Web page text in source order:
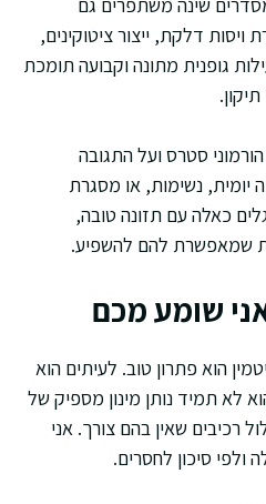
דלקת, ייצור ציטוקינים,
גופנית מתונה וקבועה תומכת
סטרס ועל התגובה
יומית, נשימות, או מסגרת
כאלה עם תזונה טובה,
שמאפשרת להם להשפיע.
שומע מכם
הוא פתרון טוב. לעיתים הוא
לא תמיד נותן מינון מספיק של
רכיבים שאין בהם צורך. אני
סיכון לחסרים.